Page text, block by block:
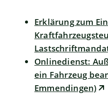
Erklärung zum
Onlinedienst:
ein Fahrzeug
Emmendingen)